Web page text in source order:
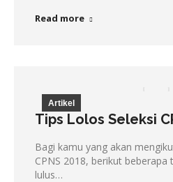
Read more
Artikel
Tips Lolos Seleksi
Bagi kamu yang akan
CPNS 2018, berikut beberapa
lulus…